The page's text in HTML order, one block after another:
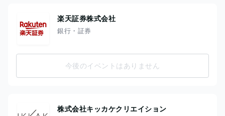
楽天証券株式会社
銀行・証券
今後のイベントはありません
株式会社キッカケクリエイション